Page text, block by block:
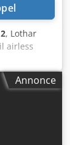
, Lothar
airless
A
filtre
: en
Annonce